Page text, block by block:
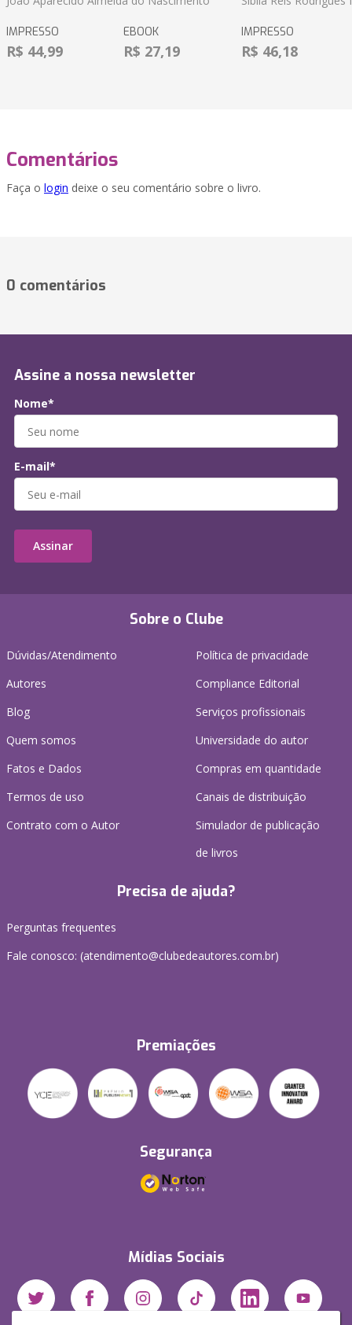
IMPRESSO
R$ 44,99
EBOOK
R$ 27,19
IMPRESSO
R$ 46,18
Comentários
Faça o login deixe o seu comentário sobre o livro.
0 comentários
Sobre o Clube
Dúvidas/Atendimento
Autores
Blog
Quem somos
Fatos e Dados
Termos de uso
Contrato com o Autor
Política de privacidade
Compliance Editorial
Serviços profissionais
Universidade do autor
Compras em quantidade
Canais de distribuição
Simulador de publicação
de livros
Precisa de ajuda?
Perguntas frequentes
Fale conosco: (atendimento@clubedeautores.com.br)
Premiações
Segurança
Mídias Sociais
Assine a nossa newsletter
Nome*
E-mail*
Assinar